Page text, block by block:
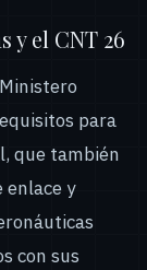
y el CNT 26
para
que también
enlace y
con sus